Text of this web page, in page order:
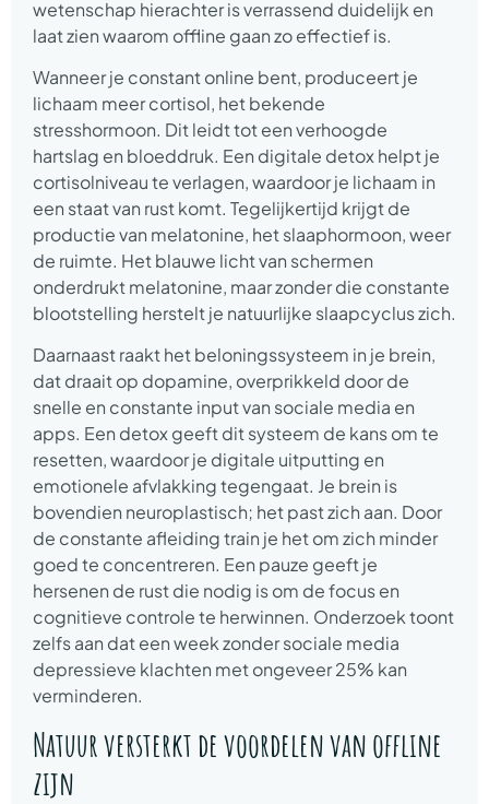
wetenschap hierachter is verrassend duidelijk en
laat zien waarom offline gaan zo effectief is.
Wanneer je constant online bent, produceert je
lichaam meer cortisol, het bekende
stresshormoon. Dit leidt tot een verhoogde
hartslag en bloeddruk. Een digitale detox helpt je
cortisolniveau te verlagen, waardoor je lichaam in
een staat van rust komt. Tegelijkertijd krijgt de
productie van melatonine, het slaaphormoon, weer
de ruimte. Het blauwe licht van schermen
onderdrukt melatonine, maar zonder die constante
blootstelling herstelt je natuurlijke slaapcyclus zich.
Daarnaast raakt het beloningssysteem in je brein,
dat draait op dopamine, overprikkeld door de
snelle en constante input van sociale media en
apps. Een detox geeft dit systeem de kans om te
resetten, waardoor je digitale uitputting en
emotionele afvlakking tegengaat. Je brein is
bovendien neuroplastisch; het past zich aan. Door
de constante afleiding train je het om zich minder
goed te concentreren. Een pauze geeft je
hersenen de rust die nodig is om de focus en
cognitieve controle te herwinnen. Onderzoek toont
zelfs aan dat een week zonder sociale media
depressieve klachten met ongeveer 25% kan
verminderen.
Natuur versterkt de voordelen van offline
zijn